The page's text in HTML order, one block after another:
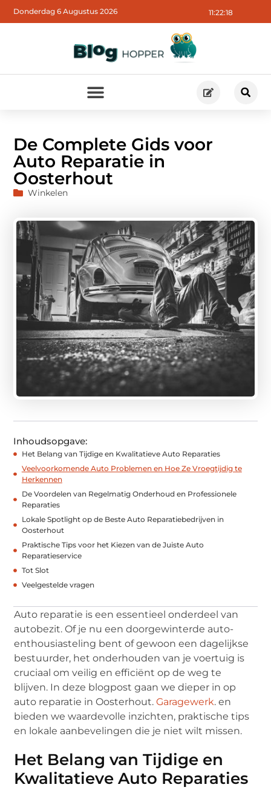
11:22:19
Donderdag 6 Augustus 2026
De Complete Gids voor
Auto Reparatie in
Oosterhout
Winkelen
Inhoudsopgave:
Het Belang van Tijdige en Kwalitatieve Auto Reparaties
Veelvoorkomende Auto Problemen en Hoe Ze Vroegtijdig te
Herkennen
De Voordelen van Regelmatig Onderhoud en Professionele
Reparaties
Lokale Spotlight op de Beste Auto Reparatiebedrijven in
Oosterhout
Praktische Tips voor het Kiezen van de Juiste Auto
Reparatieservice
Tot Slot
Veelgestelde vragen
Auto reparatie is een essentieel onderdeel van
autobezit. Of je nu een doorgewinterde auto-
enthousiasteling bent of gewoon een dagelijkse
bestuurder, het onderhouden van je voertuig is
cruciaal om veilig en efficiënt op de weg te
blijven. In deze blogpost gaan we dieper in op
auto reparatie in Oosterhout.Garagewerk. en
bieden we waardevolle inzichten, praktische tips
en lokale aanbevelingen die je niet wilt missen.
Het Belang van Tijdige en
Kwalitatieve Auto Reparaties